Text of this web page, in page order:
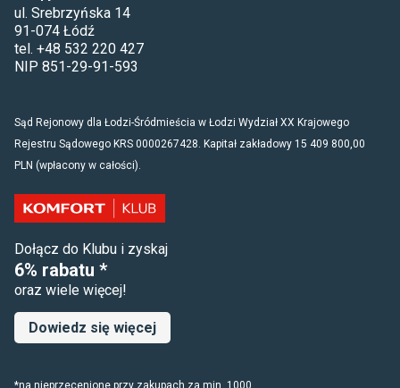
ul. Srebrzyńska 14
91-074 Łódź
tel. +48 532 220 427
NIP 851-29-91-593
Sąd Rejonowy dla Łodzi-Śródmieścia w Łodzi Wydział XX Krajowego
Rejestru Sądowego KRS 0000267428. Kapitał zakładowy 15 409 800,00
PLN (wpłacony w całości).
Dołącz do Klubu i zyskaj
6% rabatu *
oraz wiele więcej!
Dowiedz się więcej
*na nieprzecenione przy zakupach za min. 1000